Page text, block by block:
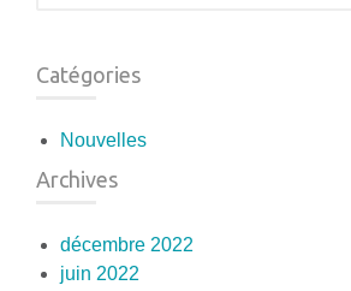
Catégories
Nouvelles
Archives
décembre 2022
juin 2022